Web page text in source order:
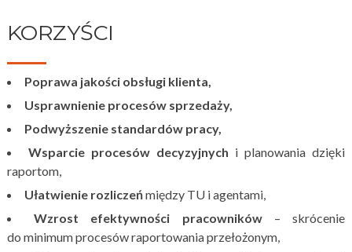
KORZYŚCI
Poprawa jakości obsługi klienta,
Usprawnienie procesów sprzedaży,
Podwyższenie standardów pracy,
Wsparcie procesów decyzyjnych i planowania dzięki
raportom,
Ułatwienie rozliczeńmiędzy TU i agentami,
Wzrost efektywności pracowników– skrócenie
do minimum procesów raportowania przełożonym,